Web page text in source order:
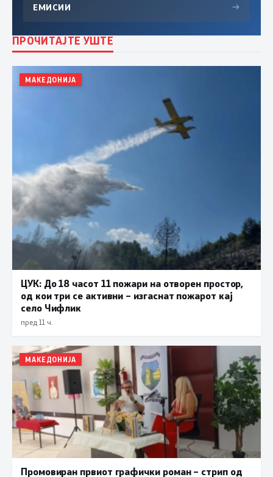
ЕМИСИИ →
ПРОЧИТАЈТЕ УШТЕ
МАКЕДОНИЈА
ЦУК: До 18 часот 11 пожари на отворен простор,
од кои три се активни – изгаснат пожарот кај
село Чифлик
пред 11 ч.
МАКЕДОНИЈА
Промовиран првиот графички роман – стрип од